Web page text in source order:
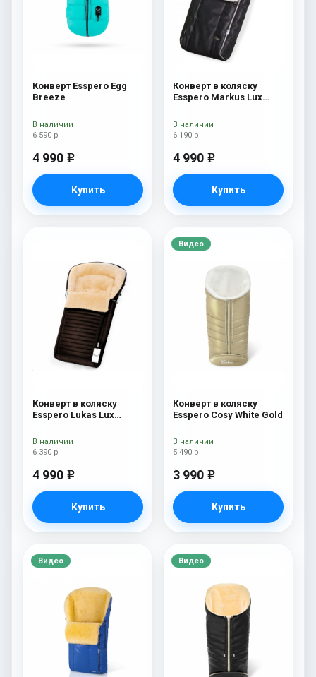
Конверт Esspero Egg
Breeze
6 590 р
4 990 e
Купить
В наличии
Конверт в коляску
Esspero Markus Lux
овечья шерсть) Black
6 190 р
4 990 e
Купить
В наличии
Конверт в коляску
Esspero Lukas Lux
шерсть) Brown
6 390 р
4 990 e
Купить
В наличии
Видео
Конверт в коляску
Esspero Cosy White Gold
5 490 р
3 990 e
Купить
В наличии
Видео Видео